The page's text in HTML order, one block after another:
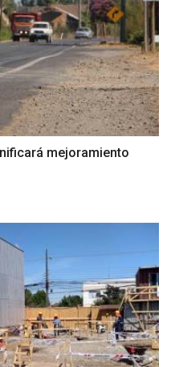
mejoramiento